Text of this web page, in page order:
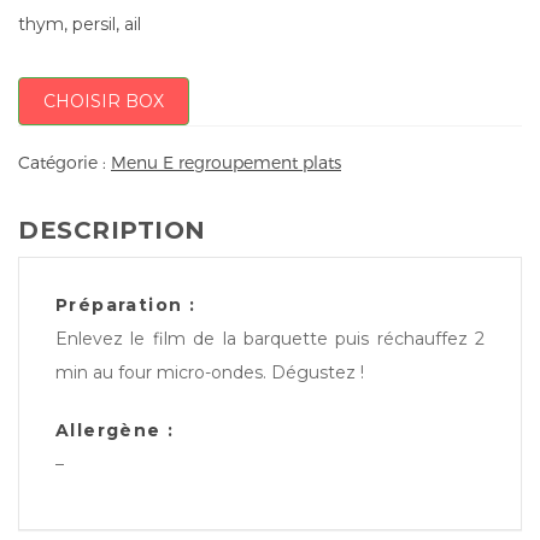
thym, persil, ail
CHOISIR BOX
Catégorie : Menu E regroupement plats
DESCRIPTION
Préparation :
Enlevez le film de la barquette puis réchauffez 2
min au four micro-ondes. Dégustez !
Allergène :
–